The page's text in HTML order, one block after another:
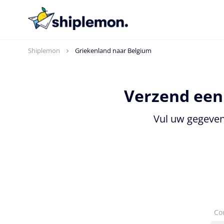
Shiplemon Griekenland naar Belgium
Verzend
Vul uw